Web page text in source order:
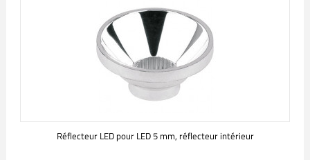
Réflecteur LED pour LED 5 mm, réflecteur intérieur